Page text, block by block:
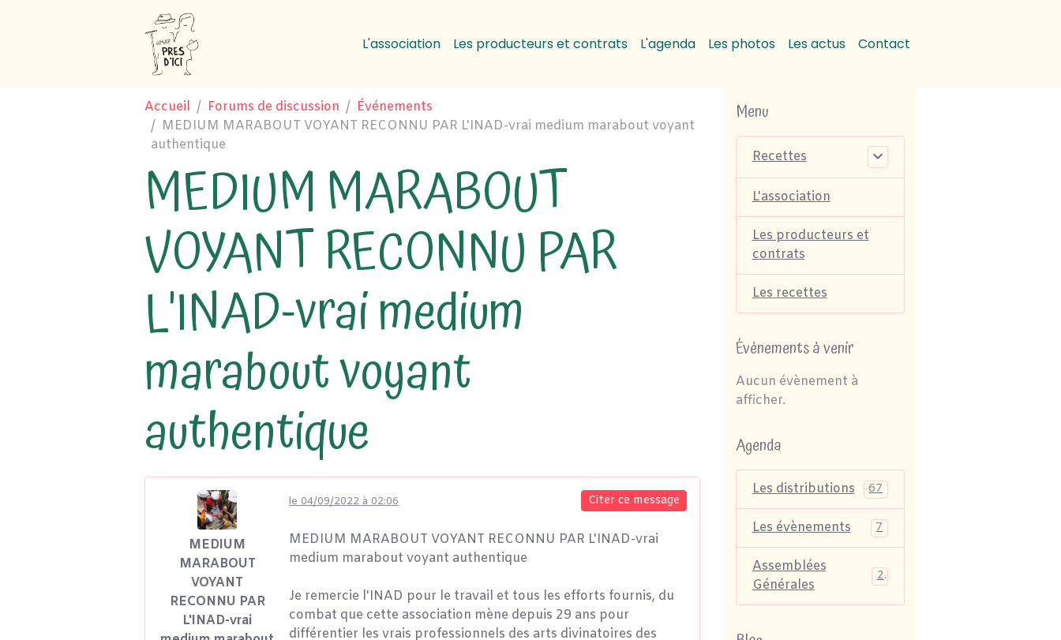
L'association Les producteurs et contrats L'agenda Les photos Les actus Contact
Accueil Forums de discussion
Événements
MEDIUM MARABOUT VOYANT RECONNU PAR L'INAD-vrai medium marabout voyant
authentique
MEDIUM MARABOUT
VOYANT RECONNU PAR
L'INAD-vrai medium
marabout voyant
authentique
MEDIUM
MARABOUT
VOYANT
RECONNU PAR
L'INAD-vrai
le 04/09/2022 à 02:06 Citer ce message
MEDIUM MARABOUT VOYANT RECONNU PAR L'INAD-vrai
medium marabout voyant authentique
Je remercie l'INAD pour le travail et tous les efforts fournis, du
combat que cette association mène depuis 29 ans pour
différentier les vrais professionnels des arts divinatoires des
Menu
Recettes
L'association
Les producteurs et
contrats
Les recettes
Évènements à venir
Aucun évènement à
afficher.
Agenda
Les distributions 67
Les évènements 7
Assemblées
Générales
2